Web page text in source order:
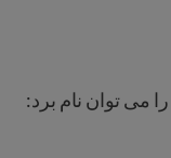
را می توان نام برد: